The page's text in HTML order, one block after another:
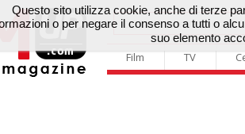
Film TV
Questo sito utilizza cookie, anche di terze
o per negare il consenso a tutti o
suo elemento